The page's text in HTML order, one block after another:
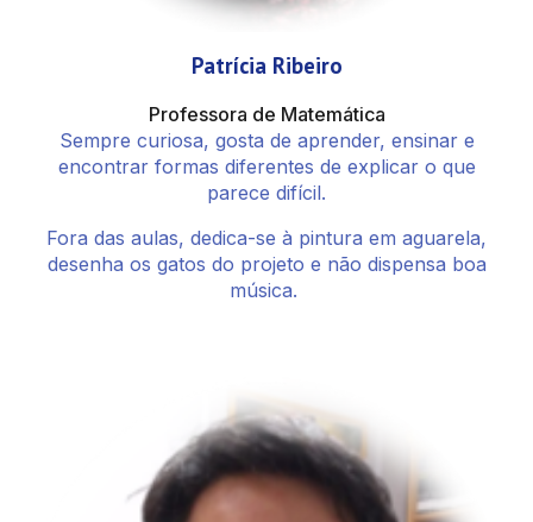
Patrícia Ribeiro
Professora de Matemática
Sempre curiosa, gosta de aprender, ensinar e
encontrar formas diferentes de explicar o que
parece difícil.
Fora das aulas, dedica-se à pintura em aguarela,
desenha os gatos do projeto e não dispensa boa
música.